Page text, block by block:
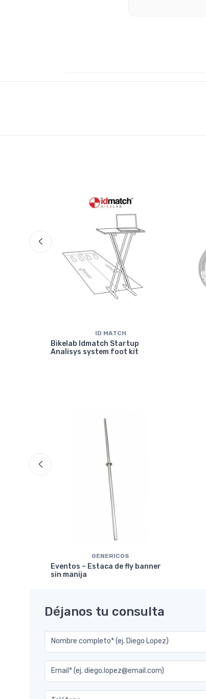
ID MATCH
Bikelab Idmatch Startup
Analisys system foot kit
GENERICOS
Eventos – Estaca de fly banner
sin manija
Déjanos tu consulta
Nombre completo* (ej. Diego Lopez)
Email* (ej. diego.lopez@email.com)